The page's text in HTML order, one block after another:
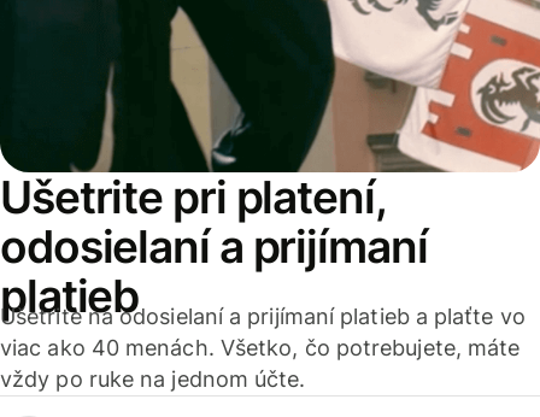
Ušetrite pri platení,
odosielaní a prijímaní
platieb
Ušetrite na odosielaní a prijímaní platieb a plaťte vo
viac ako 40 menách. Všetko, čo potrebujete, máte
vždy po ruke na jednom účte.